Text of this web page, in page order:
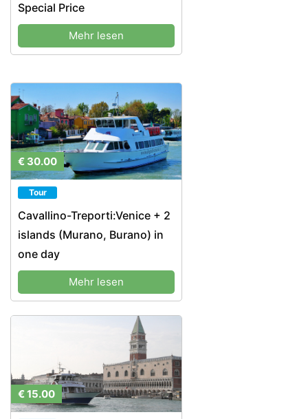
Special Price
Mehr lesen
€ 30.00
Tour
Cavallino-Treporti:Venice + 2
islands (Murano, Burano) in
one day
Mehr lesen
€ 15.00